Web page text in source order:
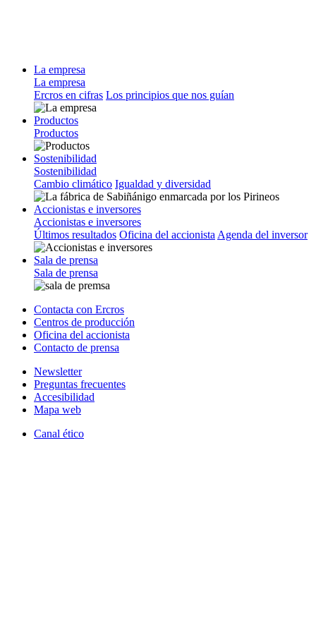
La empresa
La empresa
Ercros en cifras Los principios que nos guían
Productos
Productos
Sostenibilidad
Sostenibilidad
Cambio climático Igualdad y diversidad
Accionistas e inversores
Accionistas e inversores
Últimos resultados Oficina del accionista Agenda del inversor
Sala de prensa
Sala de prensa
Contacta con Ercros
Centros de producción
Oficina del accionista
Contacto de prensa
Newsletter
Preguntas frecuentes
Accesibilidad
Mapa web
Canal ético